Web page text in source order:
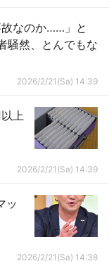
故なのか……」と
騒然、とんでもな
2026/2/21(Sa) 14:39
上
2026/2/21(Sa) 14:39
ッ
2026/2/21(Sa) 14:38